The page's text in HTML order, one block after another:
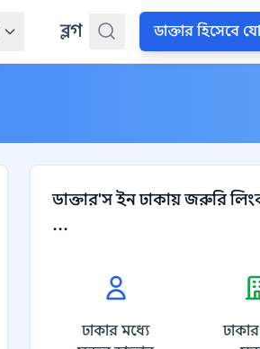
ব্লগ ডাক্তার হিসেবে
ডাক্তার'স ইন ঢাকায় জরুরি
...
ঢাকার মধ্যে